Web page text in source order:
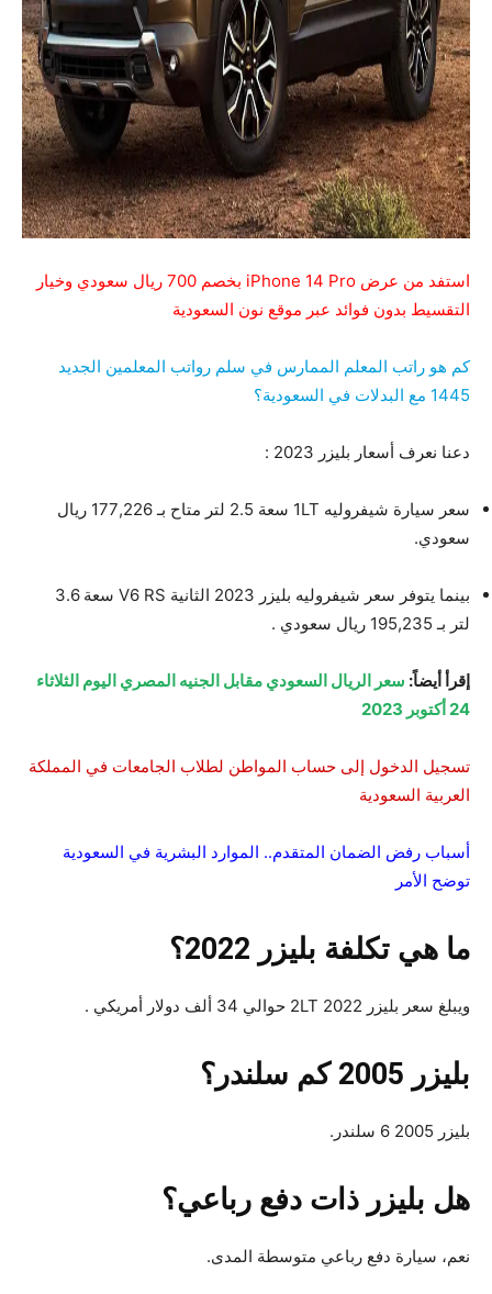
استفد من عرض iPhone 14 Pro بخصم 700 ريال سعودي وخيار
التقسيط بدون فوائد عبر موقع نون السعودية
كم هو راتب المعلم الممارس في سلم رواتب المعلمين الجديد
1445 مع البدلات في السعودية؟
دعنا نعرف أسعار بليزر 2023 :
سعر سيارة شيفروليه 1LT سعة 2.5 لتر متاح بـ 177,226 ريال
سعودي.
بينما يتوفر سعر شيفروليه بليزر 2023 الثانية V6 RS سعة 3.6
لتر بـ 195,235 ريال سعودي .
إقرأ أيضاً: سعر الريال السعودي مقابل الجنيه المصري اليوم الثلاثاء
24 أكتوبر 2023
تسجيل الدخول إلى حساب المواطن لطلاب الجامعات في المملكة
العربية السعودية
أسباب رفض الضمان المتقدم.. الموارد البشرية في السعودية
توضح الأمر
ما هي تكلفة بليزر 2022؟
ويبلغ سعر بليزر 2LT 2022 حوالي 34 ألف دولار أمريكي .
بليزر 2005 كم سلندر؟
بليزر 2005 6 سلندر.
هل بليزر ذات دفع رباعي؟
نعم، سيارة دفع رباعي متوسطة المدى.